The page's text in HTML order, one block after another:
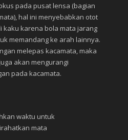
pada pusat lensa (bagian
hal ini menyebabkan otot
kaku karena bola mata jarang
memandang ke arah lainnya.
melepas kacamata, maka
akan mengurangi
pada kacamata.
waktu untuk
mata